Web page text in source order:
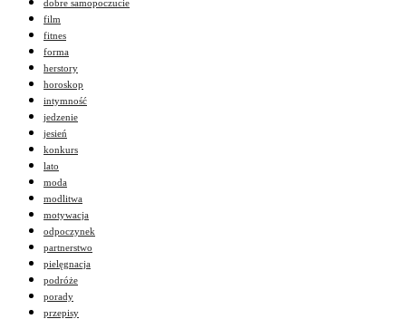
dobre samopoczucie
film
fitnes
forma
herstory
horoskop
intymność
jedzenie
jesień
konkurs
lato
moda
modlitwa
motywacja
odpoczynek
partnerstwo
pielęgnacja
podróże
porady
przepisy